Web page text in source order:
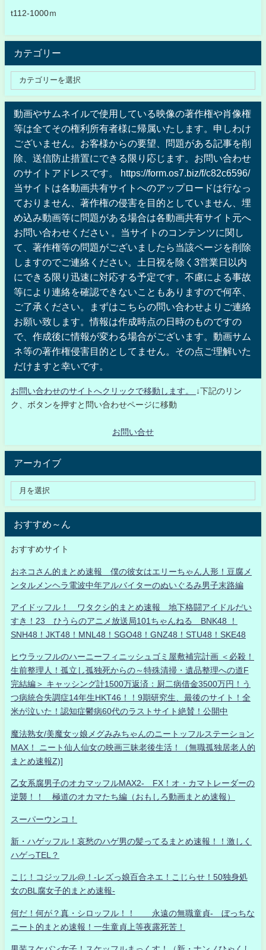
t112-1000ｍ
カテゴリー
動画やサムネイルで使用している映像の著作権や肖像権
等は全てその権利所有者様に帰属いたします。申しわけ
ございません。お客様からの要望、問題がある記事を削
除、送信防止措置にできる限り応じます。お問い合わせ
のサイトアドレスです。 https://form.os7.biz/f/c82c6596/
当サイトは各動画共有サイトへのアップロードは行なっ
ておりません、著作権の侵害を目的としていません、埋
め込み動画等に問題がある場合は各動画共有サイト元へ
お問い合わせください 。当サイトのコンテンツに関し
て、著作権等の問題がございましたら当該ページを削除
しますのでご連絡ください。土日祝を除く3営業日以内
にできる限り迅速に対応する予定です。不慮による事故
等により連絡を確認できないこともありますので何卒、
ご了承ください。まずはこちらの問い合わせよりご連絡
お願い致します。情報は作成時点の日時のものですの
で、作成後に情報が変わる場合がございます。動画サム
ネ等の著作権侵害目的としてません。その点ご理解いた
だけますと幸いです。
お問い合わせのサイトへクリックで移動します。
↓下記のリン
ク、ボタンを押すと問い合わせページに移動
お問い合せ
アーカイブ
おすすめ～ん
おすすめサイト
おネコさん的まとめ速報 僕の彼女はエリーちゃん人形！豆腐メ
ンタルメンヘラ電波中年アルバイターのぬいぐるみ男子末路編
アイドッフル！ ワタクシ的まとめ速報 地下格闘アイドルだい
すき！23 ひうらのアニメ放送局101ちゃんねる BNK48 ！
SNH48！JKT48！MNL48！SGO48！GNZ48！STU48！SKE48
ヒウラッフルのハーニーフィニッシュゴミ屋敷補完計画 ＜必殺！
生前整理人！孤立し孤独死からの～特殊清掃・遺品整理への道F
完結編＞ キャッシング計1500万返済：厨二病借金3500万円！う
つ病統合失調症14年生HKT46！！9期研究生、最後のサイト！全
米が泣いた！認知症鬱病60代のラストサイト絶賛！公開中
魔法熟女/美魔女ッ娘メグみみちゃんのニートッフルステーション
MAX！ ニート仙人仙女の映画三昧老後生活！（無職孤独居老人的
まとめ速報Z)]
乙女系腐男子のオカマッフルMAX2- FX！オ・カマトレーダーの
逆襲！！ 極道のオカマたち編（おもしろ動画まとめ速報）
スーパーウンコ！
新・ハゲッフル！哀愁のハゲ男の髪ってるまとめ速報！！激しく
ハゲっTEL？
こじ！コジッフル@！-レズっ娘百合ネエ！こじらせ！50独身処
女のBL腐女子的まとめ速報-
何だ！何が？真・シロッフル！！ 永遠の無職童貞- ぼっちな
ニート的まとめ速報！一生童貞上等夜露死苦！